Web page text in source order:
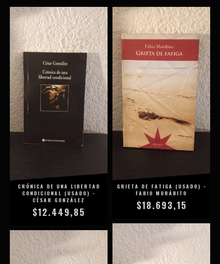
CRÓNICA DE UNA LIBERTAD
CONDICIONAL (USADO) -
CÉSAR GONZÁLEZ
$12.449,85
GRIETA DE FATIGA (USADO) -
FABIO MORÁBITO
$18.693,15